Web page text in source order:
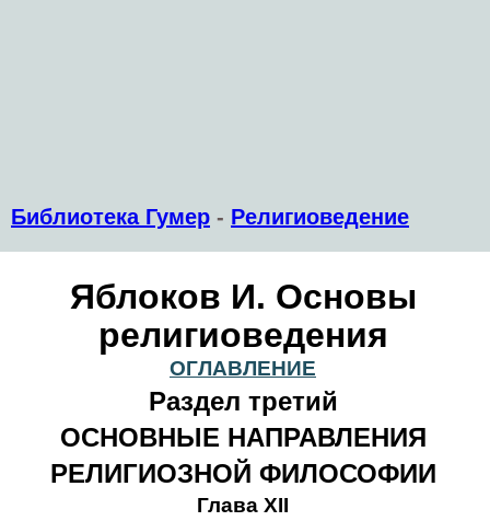
Библиотека Гумер - Религиоведение
Яблоков И. Основы
религиоведения
ОГЛАВЛЕНИЕ
Раздел третий
ОСНОВНЫЕ НАПРАВЛЕНИЯ
РЕЛИГИОЗНОЙ ФИЛОСОФИИ
Глава XII